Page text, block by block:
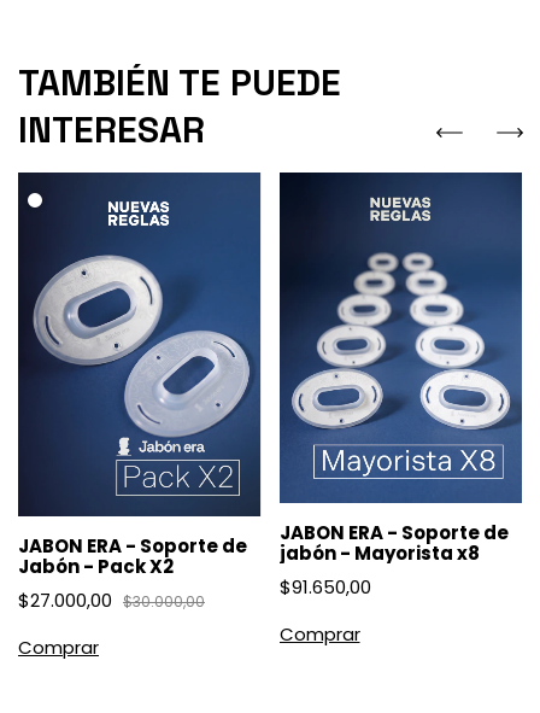
TAMBIÉN TE PUEDE
INTERESAR
JABON ERA - Soporte de
Jabón - Pack X2
$27.000,00 $30.000,00
JABON ERA - Soporte de
jabón - Mayorista x8
$91.650,00